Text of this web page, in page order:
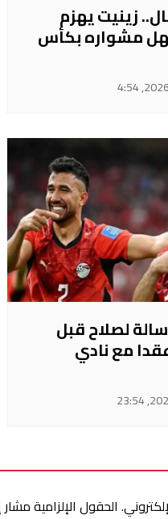
زينيت يهزم
مشواره بكأس
لصلاح قبل
مع نادي
الحقول الإلزامية مشار